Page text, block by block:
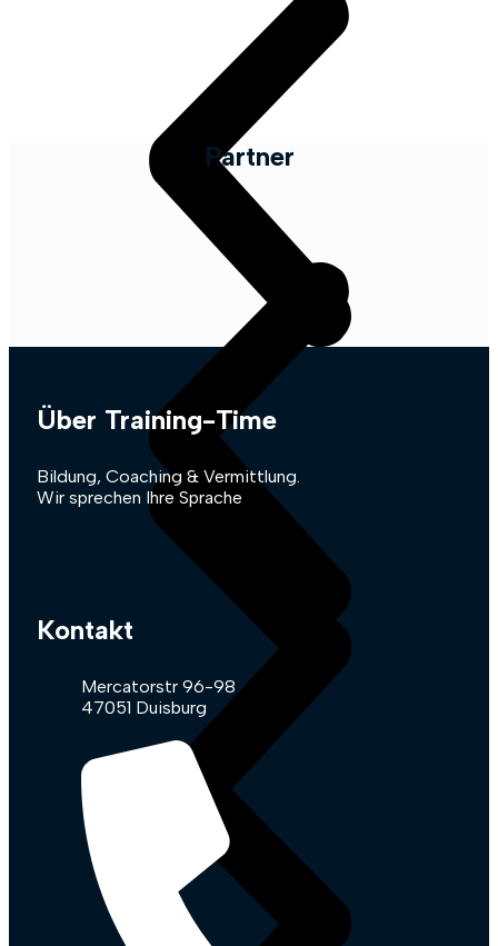
Partner
Über Training-Time
Bildung, Coaching & Vermittlung.
Wir sprechen Ihre Sprache
Kontakt
Mercatorstr 96-98
47051 Duisburg